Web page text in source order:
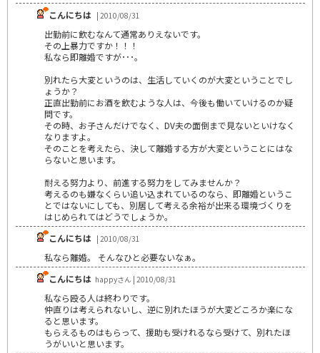
こんにちは | 2010/08/31
出勤前に飲むなんて通常ありえないです。
その上暴力ですか！！！
私なら即離婚ですが･･･｡
別れたら大変というのは、生活していくのが大変ということでし
ょうか？
正直出勤前にお酒を飲むような人は、今後も働いていけるのか疑
問です。
その時、お子さんだけでなく、DV夫の面倒まで見ないといけなく
なりますよ。
そのことを考えたら、決して離婚する方が大変ということにはな
らないと思います。
耐える努力より、前進する努力をしてみませんか？
考えるのも嫌なくらい追い込まれているのなら、即離婚というこ
とではないにしても、別居して考える余裕が出来る環境づくりを
はじめられてはどうでしょうか。
こんにちは | 2010/08/31
私なら離婚。 そんなひと必要ないなぁ。
こんにちは happyさん | 2010/08/31
私なら殴る人は終わりです。
仲直りは考えられないし、逆に別れたほうが大変どころか楽にな
ると思います。
もらえるものはもらって、援助も受けれるなら受けて、別れたほ
うがいいと思います。